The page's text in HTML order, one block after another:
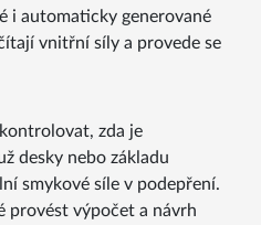
i automaticky generované
vnitřní síly a provede se
zda je
desky nebo základu
smykové síle v podepření.
provést výpočet a návrh